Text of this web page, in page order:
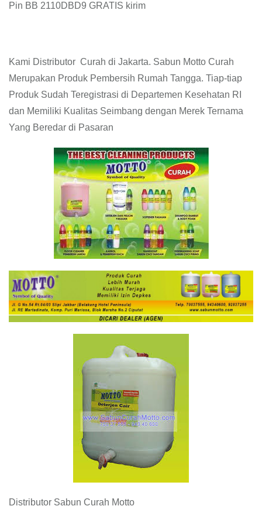
Pin BB 2110DBD9 GRATIS kirim
Kami Distributor Curah di Jakarta. Sabun Motto Curah
Merupakan Produk Pembersih Rumah Tangga. Tiap-tiap
Produk Sudah Teregistrasi di Departemen Kesehatan RI
dan Memiliki Kualitas Seimbang dengan Merek Ternama
Yang Beredar di Pasaran
Distributor Sabun Curah Motto